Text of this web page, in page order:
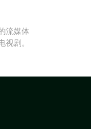
流媒体
剧。